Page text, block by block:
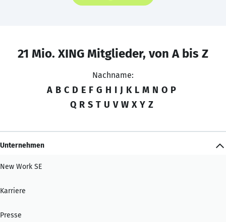
21 Mio. XING Mitglieder, von A bis Z
Nachname:
A B C D E F G H I J K L M N O P
Q R S T U V W X Y Z
Unternehmen
New Work SE
Karriere
Presse